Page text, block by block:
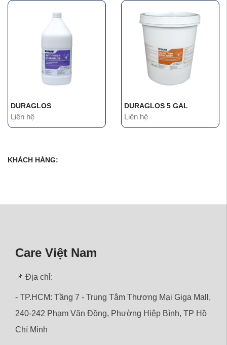
DURAGLOS
Liên hệ
DURAGLOS 5 GAL
Liên hệ
KHÁCH HÀNG:
Care Việt Nam
📌 Địa chỉ:
- TP.HCM: Tầng 7 - Trung Tâm Thương Mại Giga Mall,
240-242 Phạm Văn Đồng, Phường Hiệp Bình, TP Hồ
Chí Minh